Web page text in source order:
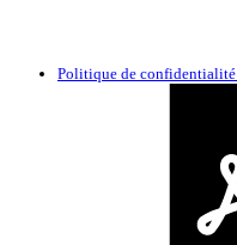
Politique de confidentialité